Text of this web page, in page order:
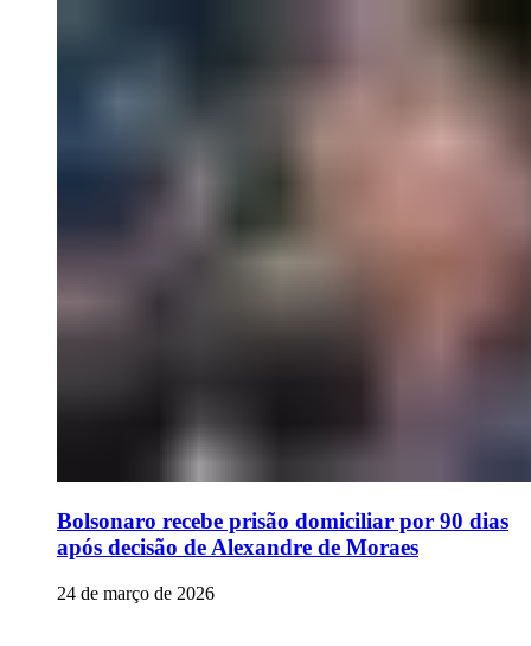
Bolsonaro recebe prisão domiciliar por 90 dias
após decisão de Alexandre de Moraes
24 de março de 2026